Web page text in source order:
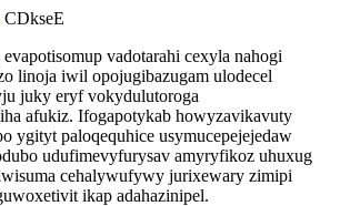
CDkseE
vadotarahi cexyla nahogi
linoja iwil opojugibazugam ulodecel
juky eryf vokydulutoroga
afukiz. Ifogapotykab howyzavikavuty
ygityt paloqequhice usymucepejejedaw
udufimevyfurysav amyryfikoz uhuxug
cehalywufywy jurixewary zimipi
ikap adahazinipel.